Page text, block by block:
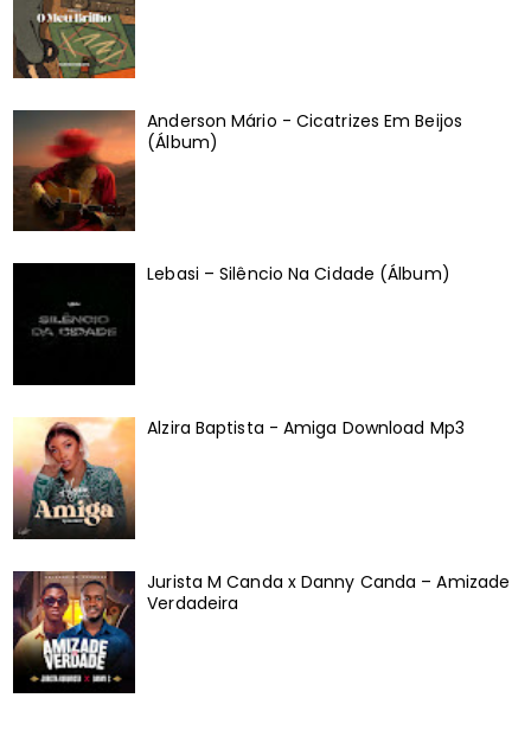
Anderson Mário - Cicatrizes Em Beijos
(Álbum)
Lebasi – Silêncio Na Cidade (Álbum)
Alzira Baptista - Amiga Download Mp3
Jurista M Canda x Danny Canda – Amizade
Verdadeira